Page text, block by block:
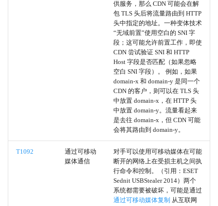
清除 Windows 事件日志
供服务，那么 CDN 可能会在解
包 TLS 头后将流量路由到 HTTP
头中指定的地址。一种变体技术
“无域前置”使用空白的 SNI 字
段；这可能允许前置工作，即使
CDN 尝试验证 SNI 和 HTTP
Host 字段是否匹配（如果忽略
空白 SNI 字段）。 例如，如果
domain-x 和 domain-y 是同一个
CDN 的客户，则可以在 TLS 头
中放置 domain-x，在 HTTP 头
中放置 domain-y。流量看起来
是去往 domain-x，但 CDN 可能
会将其路由到 domain-y。
T1092
通过可移动
媒体通信
对手可以使用可移动媒体在可能
断开的网络上在受损主机之间执
行命令和控制。（引用：ESET
Sednit USBStealer 2014）两个
系统都需要被破坏，可能是通过
通过可移动媒体复制 从互联网